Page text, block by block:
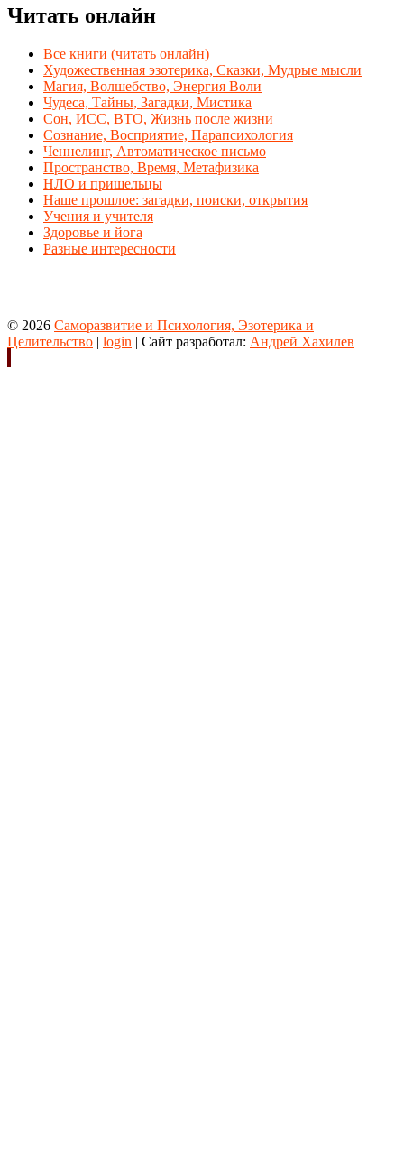
Читать онлайн
Все книги (читать онлайн)
Художественная эзотерика, Сказки, Мудрые мысли
Магия, Волшебство, Энергия Воли
Чудеса, Тайны, Загадки, Мистика
Сон, ИСС, ВТО, Жизнь после жизни
Сознание, Восприятие, Парапсихология
Ченнелинг, Автоматическое письмо
Пространство, Время, Метафизика
НЛО и пришельцы
Наше прошлое: загадки, поиски, открытия
Учения и учителя
Здоровье и йога
Разные интересности
© 2026 Саморазвитие и Психология, Эзотерика и
Целительство | login | Сайт разработал: Андрей Хахилев